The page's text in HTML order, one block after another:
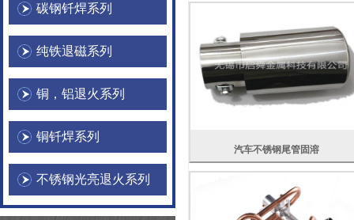
碳钢钎焊系列
纯铁退磁系列
铜，铝退火系列
铜钎焊系列
不锈钢光亮退火系列
汽车不锈钢尾管固溶